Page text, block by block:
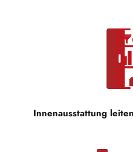
Innenausstattung